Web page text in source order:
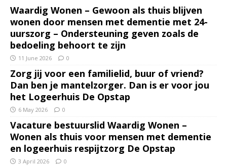
Waardig Wonen – Gewoon als thuis blijven
wonen door mensen met dementie met 24-
uurszorg – Ondersteuning geven zoals de
bedoeling behoort te zijn
11 June 2026 0
Zorg jij voor een familielid, buur of vriend?
Dan ben je mantelzorger. Dan is er voor jou
het Logeerhuis De Opstap
6 May 2026 0
Vacature bestuurslid Waardig Wonen –
Wonen als thuis voor mensen met dementie
en logeerhuis respijtzorg De Opstap
3 April 2026 0